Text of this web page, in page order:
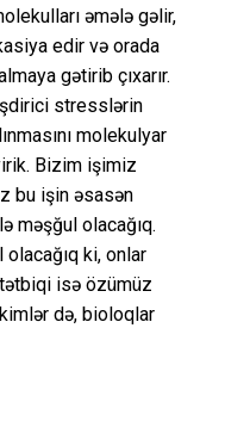
əmələ gəlir,
edir və orada
gətirib çıxarır.
stresslərin
molekulyar
Bizim işimiz
bu işin əsasən
məşğul olacağıq.
ki, onlar
isə özümüz
də, bioloqlar